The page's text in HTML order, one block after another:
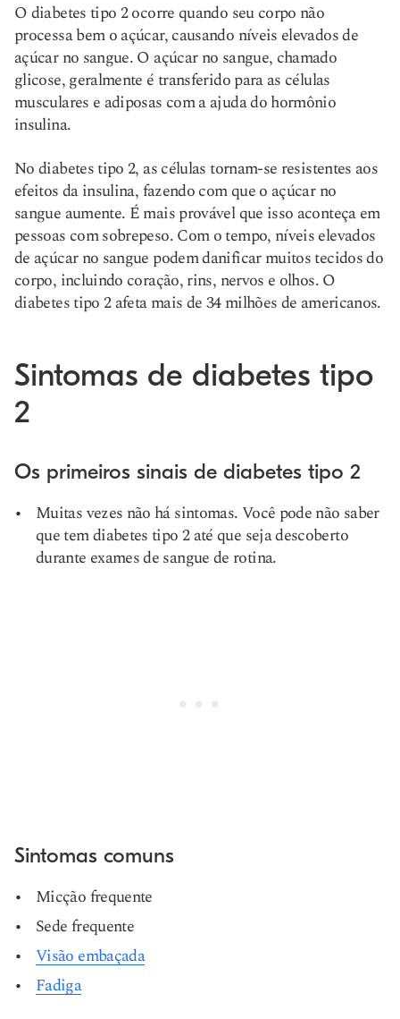
​​O diabetes tipo 2 ocorre quando seu corpo não
processa bem o açúcar, causando níveis elevados de
açúcar no sangue. O açúcar no sangue, chamado
glicose, geralmente é transferido para as células
musculares e adiposas com a ajuda do hormônio
insulina.
No diabetes tipo 2, as células tornam-se resistentes aos
efeitos da insulina, fazendo com que o açúcar no
sangue aumente. É mais provável que isso aconteça em
pessoas com sobrepeso. Com o tempo, níveis elevados
de açúcar no sangue podem danificar muitos tecidos do
corpo, incluindo coração, rins, nervos e olhos. O
diabetes tipo 2 afeta mais de 34 milhões de americanos.
Sintomas de diabetes tipo
2
Os primeiros sinais de diabetes tipo 2
Muitas vezes não há sintomas. Você pode não saber
que tem diabetes tipo 2 até que seja descoberto
durante exames de sangue de rotina.
Sintomas comuns
Micção frequente
Sede frequente
Visão embaçada
Fadiga